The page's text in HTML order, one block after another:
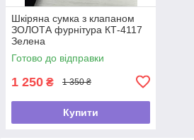
Шкіряна сумка з клапаном
ЗОЛОТА фурнітура КТ-4117
Зелена
Готово до відправки
1 250 ₴ 1 350 ₴
Купити